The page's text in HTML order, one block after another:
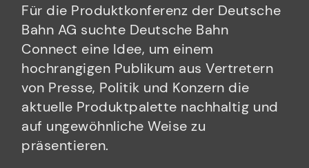
Für die Produktkonferenz der Deutsche
Bahn AG suchte Deutsche Bahn
Connect eine Idee, um einem
hochrangigen Publikum aus Vertretern
von Presse, Politik und Konzern die
aktuelle Produktpalette nachhaltig und
auf ungewöhnliche Weise zu
präsentieren.